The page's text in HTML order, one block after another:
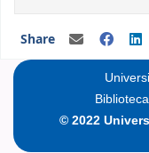
Share
© 2022